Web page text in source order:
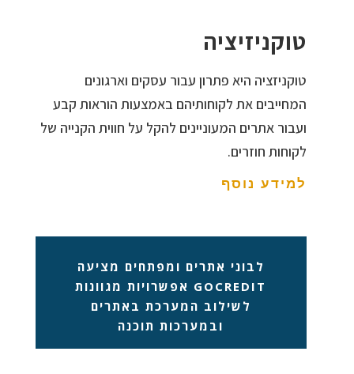
טוקניזיציה
טוקניזציה היא פתרון עבור עסקים וארגונים
המחייבים את לקוחותיהם באמצעות הוראות קבע
ועבור אתרים המעוניינים להקל על חווית הקנייה של
לקוחות חוזרים.
למידע נוסף
לבוני אתרים ומפתחים מציעה
GOCREDIT אפשרויות מגוונות
לשילוב המערכת באתרים
ובמערכות תוכנה